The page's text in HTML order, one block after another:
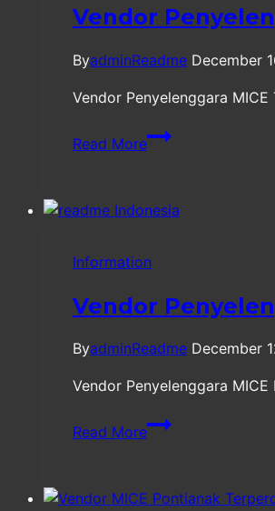
Vendor
ByadminReadme December
Vendor Penyelenggara
Read More
Vendor
Penyelenggara
Tegal
Information
Vendor
ByadminReadme December
Vendor Penyelenggara
Read More
Vendor
Penyelenggara
Pekalongan